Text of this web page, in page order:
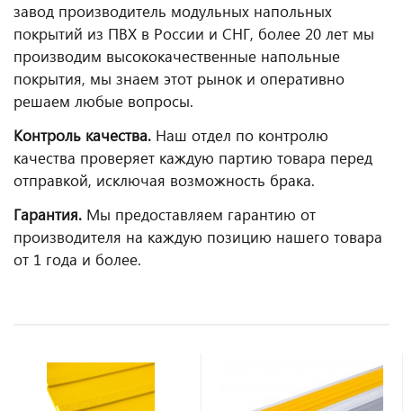
завод производитель модульных напольных
покрытий из ПВХ в России и СНГ, более 20 лет мы
производим высококачественные напольные
покрытия, мы знаем этот рынок и оперативно
решаем любые вопросы.
Контроль качества. Наш отдел по контролю
качества проверяет каждую партию товара перед
отправкой, исключая возможность брака.
Гарантия. Мы предоставляем гарантию от
производителя на каждую позицию нашего товара
от 1 года и более.